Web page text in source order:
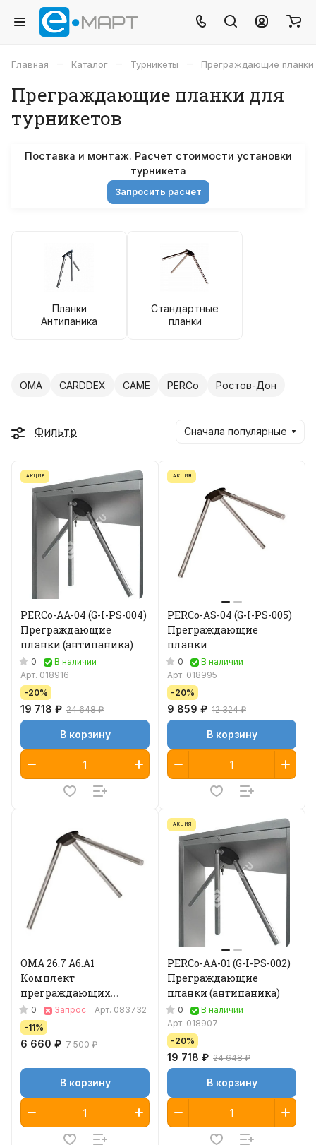
Главная – Каталог – Турникеты – Преграждающие планки
Преграждающие планки для
турникетов
Поставка и монтаж. Расчет стоимости установки
турникета
Запросить расчет
Планки
Антипаника
Стандартные
планки
OMA CARDDEX CAME PERCo Ростов-Дон
Фильтр Сначала популярные
АКЦИЯ
PERCo-AA-04 (G-I-PS-004)
Преграждающие
планки (антипаника)
0
В наличии
Арт. 018916
-20%
19 718 ₽ 24 648 ₽
В корзину
АКЦИЯ
PERCo-AS-04 (G-I-PS-005)
Преграждающие
планки
0
В наличии
Арт. 018995
-20%
9 859 ₽ 12 324 ₽
В корзину
ОМА 26.7 A6.A1
Кoмплeкт
пpeгpaждaющиx
плaнoк
0 Запрос Арт. 083732
-11%
6 660 ₽ 7 500 ₽
В корзину
АКЦИЯ
PERCo-AA-01 (G-I-PS-002)
Преграждающие
планки (антипаника)
0
В наличии
Арт. 018907
-20%
19 718 ₽ 24 648 ₽
В корзину